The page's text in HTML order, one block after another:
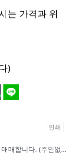
는 가격과 위
)
인쇄
안정적으로 운영 중인 일식(스시) 레스토랑 매매합니다. (주인없는 가게)